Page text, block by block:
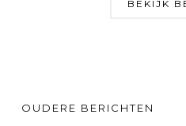
BEKIJK
OUDERE BERICHTEN